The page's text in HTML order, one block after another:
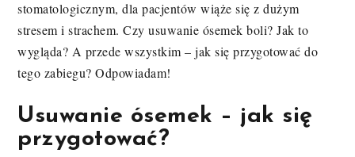
stomatologicznym, dla pacjentów wiąże się z dużym
stresem i strachem. Czy usuwanie ósemek boli? Jak to
wygląda? A przede wszystkim – jak się przygotować do
tego zabiegu? Odpowiadam!
Usuwanie ósemek – jak się
przygotować?